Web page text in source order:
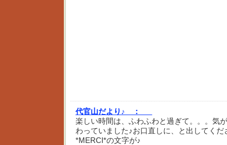
代官山だより♪ ：
楽しい時間は、ふわふわと過ぎて。。。気
わっていました♪お口直しに、と出してく
*MERCI*の文字が♪